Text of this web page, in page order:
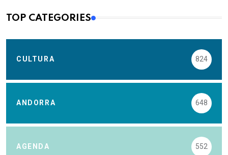
TOP CATEGORIES
CULTURA 824
ANDORRA 648
AGENDA 552